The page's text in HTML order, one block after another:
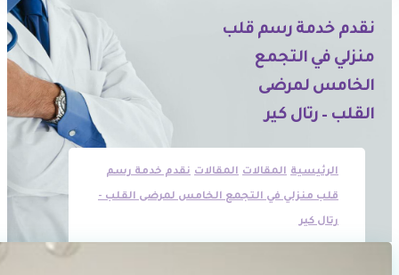
نقدم خدمة رسم قلب
منزلي في التجمع
الخامس لمرضى
القلب – رتال كير
الرئيسية المقالات المقالات نقدم خدمة رسم
قلب منزلي في التجمع الخامس لمرضى القلب -
رتال كير